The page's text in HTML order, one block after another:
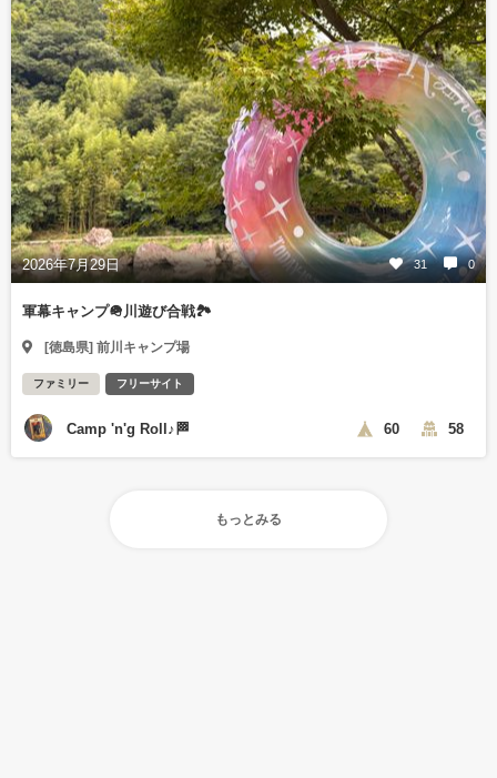
2026年7月29日 31 0
軍幕キャンプ🪖川遊び合戦🏞️
[徳島県] 前川キャンプ場
ファミリー フリーサイト
Camp 'n'g Roll♪🏁 60 58
もっとみる